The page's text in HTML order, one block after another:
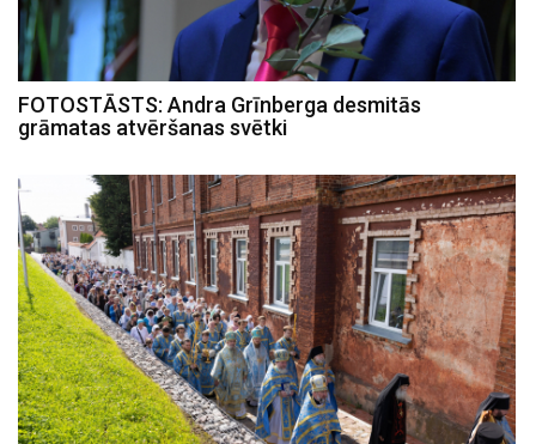
FOTOSTĀSTS: Andra Grīnberga desmitās
grāmatas atvēršanas svētki